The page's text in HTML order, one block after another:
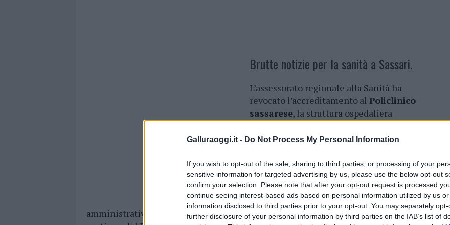
Galluraoggi.it - Do Not Process My Personal Information
If you wish to opt-out of the sale, sharing to third parties, or processing of your
sensitive information for targeted advertising by us, please use the below opt-out
confirm your selection. Please note that after your opt-out request is processed
continue seeing interest-based ads based on personal information utilized by us
information disclosed to third parties prior to your opt-out. You may separately
further disclosure of your personal information by third parties on the IAB’s list of
Brutte notizie per la sanità a Sassari.
L’assessorato regionale alla Sanità ha
revocato l’accreditamento al Policlinico
sassarese, la struttura ospedaliera
Sassari.Stop all’attività in regime di
della Sardegna.Non è andato a buon
fine l’incontro avvenuto ieri a Cagliari
tra l’assessore regionale alla sanità Luigi
Arru e Andrea Rusconi, direttore
amministrativo di Habilita, la società che si è detta pronta a subentrare nella